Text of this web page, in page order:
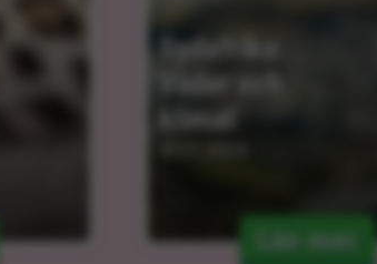
Sydafrika:
Väder och
klimat
Läs mer